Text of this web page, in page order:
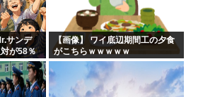
、広島の被爆者代表を睨みつけてしまい...
サンデ
が58％
ｗｗｗｗ
ｗ
【画像】 ワイ底辺期間工の夕食
がこちらｗｗｗｗｗ